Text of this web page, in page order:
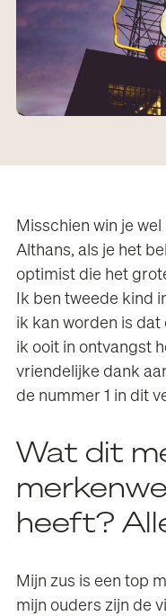
Misschien win je
Althans, als je het
optimist die het
Ik ben tweede kind
ik kan worden is dat
ik ooit in ontvangst
vriendelijke dank
de nummer 1 in dit
Wat dit
heeft?
Mijn zus is een top
mijn ouders zijn de